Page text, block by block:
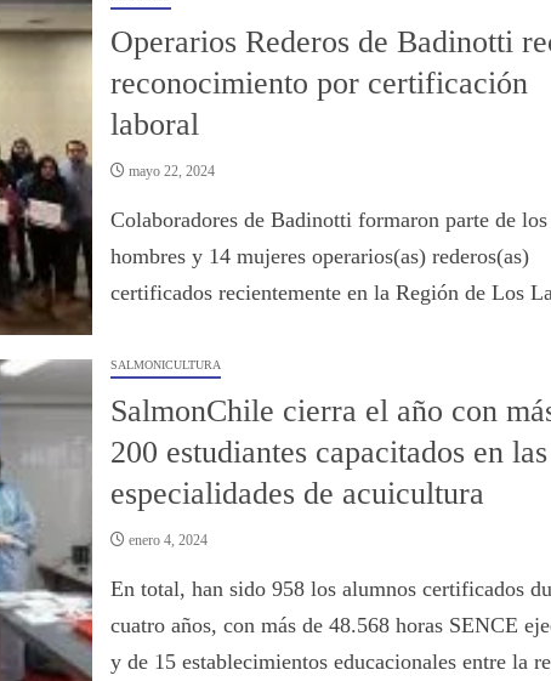
Operarios Rederos de Badinotti
reconocimiento por certificación
laboral
mayo 22, 2024
Colaboradores de Badinotti formaron parte de
hombres y 14 mujeres operarios(as) rederos(as)
certificados recientemente en la Región de Los
SALMONICULTURA
SalmonChile cierra el año con
200 estudiantes capacitados en las
especialidades de acuicultura
enero 4, 2024
En total, han sido 958 los alumnos certificados
cuatro años, con más de 48.568 horas SENCE
y de 15 establecimientos educacionales entre la